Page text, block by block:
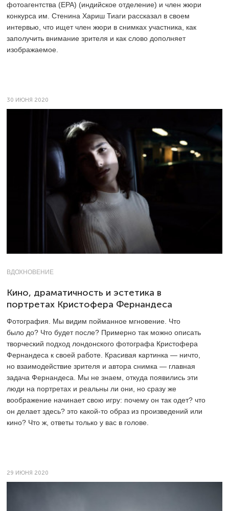
фотоагентства (EPA) (индийское отделение) и член жюри
конкурса им. Стенина Хариш Тиаги рассказал в своем
интервью, что ищет член жюри в снимках участника, как
заполучить внимание зрителя и как слово дополняет
изображаемое.
30 ИЮНЯ 2020
ВДОХНОВЕНИЕ
Кино, драматичность и эстетика в
портретах Кристофера Фернандеса
Фотография. Мы видим пойманное мгновение. Что
было до? Что будет после? Примерно так можно описать
творческий подход лондонского фотографа Кристофера
Фернандеса к своей работе. Красивая картинка — ничто,
но взаимодействие зрителя и автора снимка — главная
задача Фернандеса. Мы не знаем, откуда появились эти
люди на портретах и реальны ли они, но сразу же
воображение начинает свою игру: почему он так одет? что
он делает здесь? это какой-то образ из произведений или
кино? Что ж, ответы только у вас в голове.
29 ИЮНЯ 2020